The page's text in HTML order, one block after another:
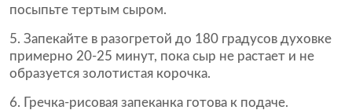
посыпьте тертым сыром.
Запекайте в разогретой до 180 градусов духовке
примерно 20-25 минут, пока сыр не растает и не
образуется золотистая корочка.
Гречка-рисовая запеканка готова к подаче.